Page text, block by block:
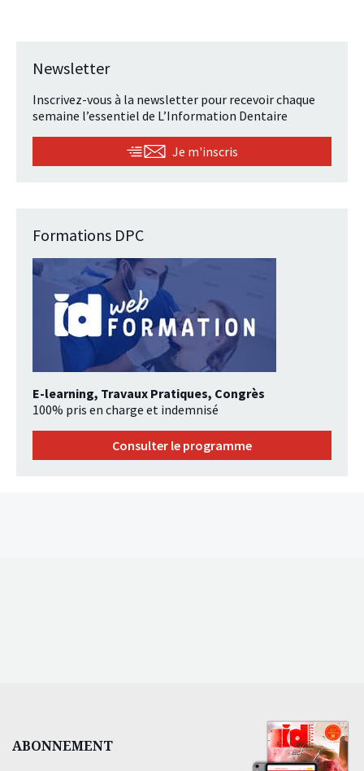
Newsletter
Inscrivez-vous à la newsletter pour recevoir chaque
semaine l’essentiel de L’Information Dentaire
Je m'inscris
Formations DPC
E-learning, Travaux Pratiques, Congrès
100% pris en charge et indemnisé
Consulter le programme
ABONNEMENT